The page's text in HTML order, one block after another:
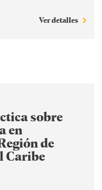
Ver detalles
sobre
en
de
Caribe